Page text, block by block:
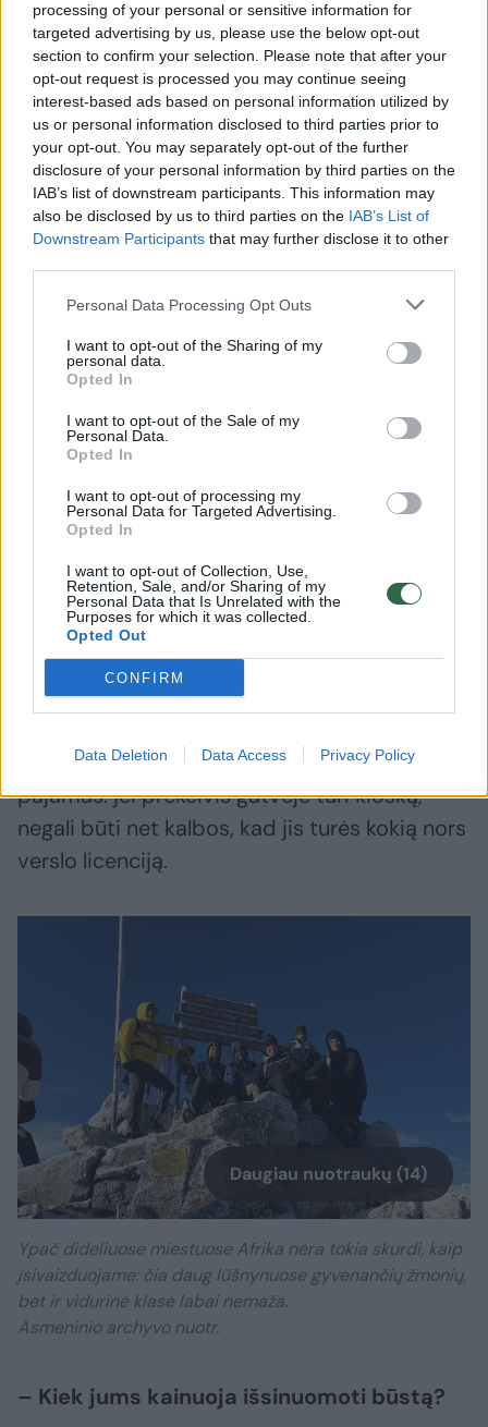
processing of your personal or sensitive information for
targeted advertising by us, please use the below opt-out
section to confirm your selection. Please note that after your
opt-out request is processed you may continue seeing
interest-based ads based on personal information utilized by
us or personal information disclosed to third parties prior to
your opt-out. You may separately opt-out of the further
disclosure of your personal information by third parties on the
IAB’s list of downstream participants. This information may
also be disclosed by us to third parties on the IAB’s List of
Downstream Participants that may further disclose it to other
Personal Data Processing Opt Outs
I want to opt-out of the Sharing of my
personal data.
Opted In
I want to opt-out of the Sale of my
Personal Data.
Opted In
I want to opt-out of processing my
Personal Data for Targeted Advertising.
Opted In
I want to opt-out of Collection, Use,
Retention, Sale, and/or Sharing of my
Personal Data that Is Unrelated with the
Purposes for which it was collected.
Opted Out
CONFIRM
Data Deletion Data Access Privacy Policy
– Norisi pabrėžti, kad atlyginimų žirklės tarp
daugiau ir mažiau kvalifikacijos turinčių
darbuotojų čia žymiai didesnės nei Lietuvoje.
Pavyzdžiui, paprastas klientų aptarnavimo
specialistas gali uždirbti kelis šimtus eurų, o
vadovai – po kelis tūkstančius. Bet atlyginimų
diskriminacijos pagal tautybes Kenijoje tikrai
nėra.
Afrikoje stovi moliniai namai, lanksto basi
vaikai. Nesakau, kad to negali rasti, tačiau
dideli miestai – pilni gyvybės, milžiniškų
pastatų, verslo. Jie savo esme nesiskiria nuo
europinių.
Ypač dideliuose miestuose Afrika nėra tokia
skurdi, kaip įsivaizduojame. Taip, čia yra daug
lūšnynuose gyvenančių žmonių, tačiau
vidurinė klasė labai nemaža.
kurie oficialiai nedirba, gauna nelegalias
pajamas: jei prekeivis gatvėje turi kioską,
negali būti net kalbos, kad jis turės kokią nors
verslo licenciją.
Daugiau nuotraukų (14)
Ypač dideliuose miestuose Afrika nėra tokia skurdi, kaip
įsivaizduojame: čia daug lūšnynuose gyvenančių žmonių,
bet ir vidurinė klasė labai nemaža.
Asmeninio archyvo nuotr.
– Kiek jums kainuoja išsinuomoti būstą?